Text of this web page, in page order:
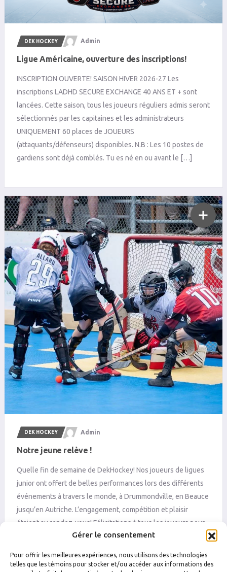
Gérer le consentement
Pour offrir les meilleures expériences, nous utilisons des technologies
telles que les témoins pour stocker et/ou accéder aux informations des
DEK HOCKEY Admin
Ligue Américaine, ouverture des inscriptions!
INSCRIPTION OUVERTE! SAISON HIVER 2026-27 Les
inscriptions LADHD SECURE EXCHANGE 40 ANS ET + sont
lancées. Cette saison, tous les joueurs réguliers admis seront
sélectionnés par les capitaines et les administrateurs
UNIQUEMENT 60 places de JOUEURS
(attaquants/défenseurs) disponibles. N.B : Les 10 postes de
gardiens sont déjà comblés. Tu es né en ou avant le […]
DEK HOCKEY Admin
Notre jeune relève !
Quelle fin de semaine de DekHockey! Nos joueurs de ligues
junior ont offert de belles performances lors des différents
événements à travers le monde, à Drummondville, en Beauce
jusqu’en Autriche. L’engagement, compétition et plaisir
étaient au rendez-vous! Félicitations à tous les joueurs pour
leur travail et leur détermination. Merci également aux